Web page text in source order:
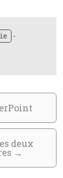
-
deux
→